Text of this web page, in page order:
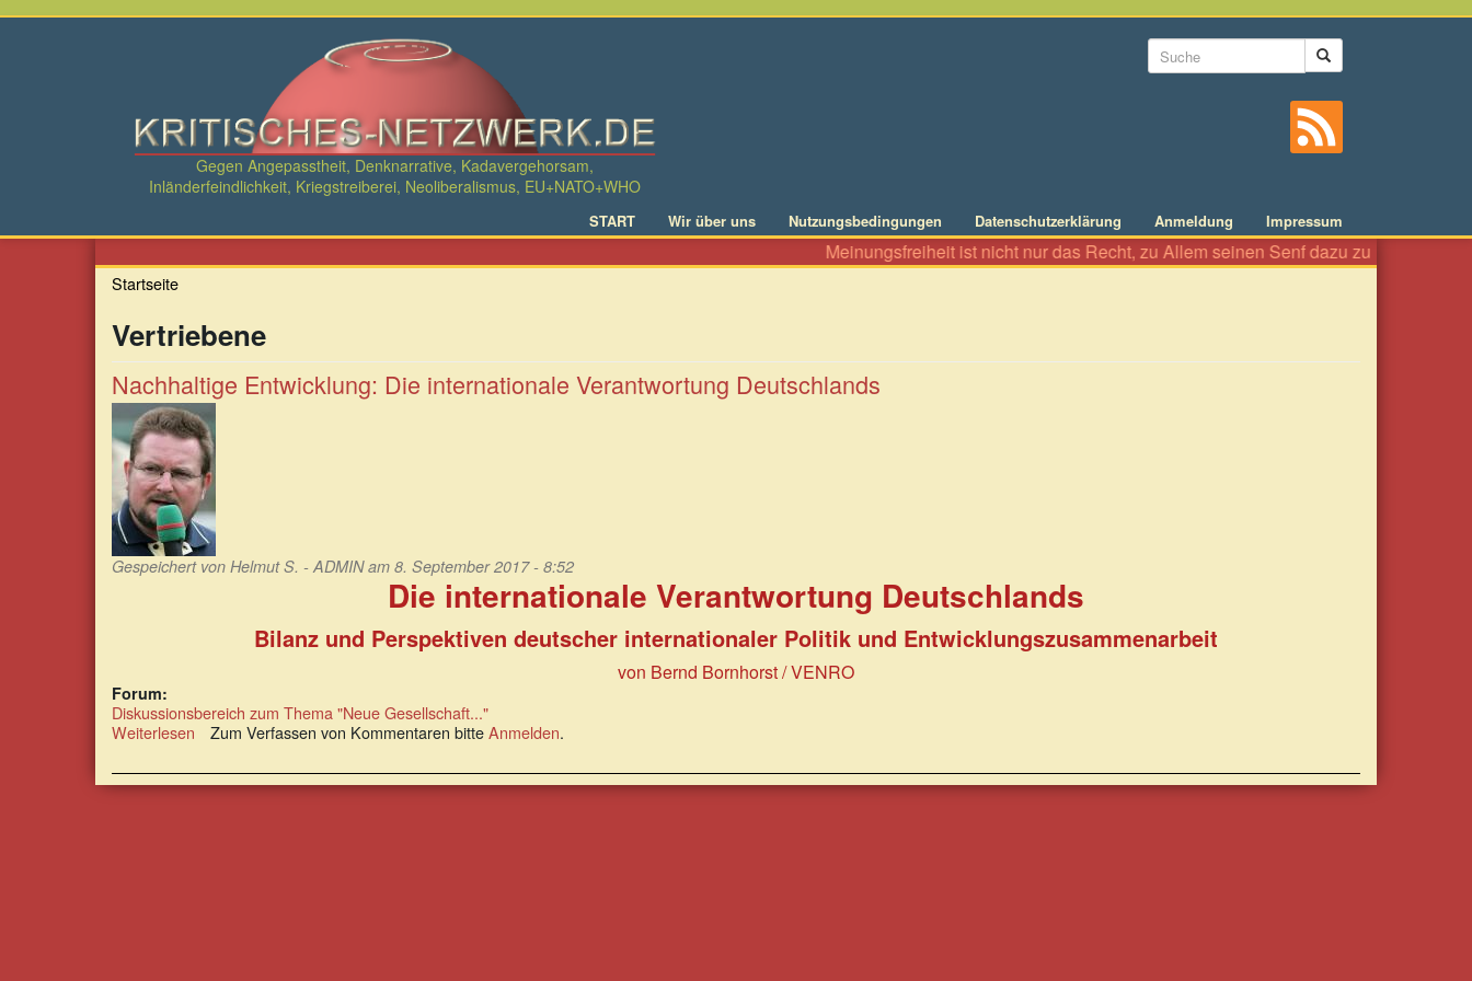
Direkt
Gegen Angepasstheit, Denknarrative, Kadavergehorsam,
Inländerfeindlichkeit, Kriegstreiberei, Neoliberalismus, EU+NATO+WHO
Suchformular
START Wir über uns Nutzungsbedingungen Datenschutzerklärung Anmeldung Impressum
Meinungsfreiheit ist nicht nur das Recht, zu Allem seinen Senf dazu zu geben wie
Startseite
Vertriebene
Nachhaltige Entwicklung: Die internationale Verantwortung Deutschlands
Gespeichert von Helmut S. - ADMINam 8. September 2017 - 8:52
Die internationale Verantwortung Deutschlands
Bilanz und Perspektiven deutscher internationaler Politik und Entwicklungszusammenarbeit
von Bernd Bornhorst / VENRO
Forum:
Diskussionsbereich zum Thema "Neue Gesellschaft..."
Weiterlesen über
Entwicklung:
Die
Zum Verfassen von Kommentaren bitteAnmelden.